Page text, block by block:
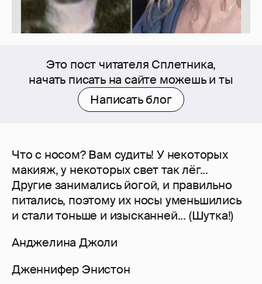
Это пост читателя Сплетника,
начать писать на сайте можешь и ты
Написать блог
Что с носом? Вам судить! У некоторых
макияж, у некоторых свет так лёг...
Другие занимались йогой, и правильно
питались, поэтому их носы уменьшились
и стали тоньше и изысканней... (Шутка!)
Анджелина Джоли
Дженнифер Энистон